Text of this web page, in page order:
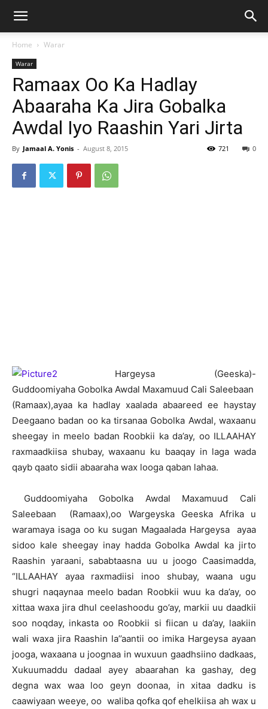
Home Warar
Warar
Ramaax Oo Ka Hadlay
Abaaraha Ka Jira Gobalka
Awdal Iyo Raashin Yari Jirta
By Jamaal A. Yonis - August 8, 2015 0
721
Hargeysa (Geeska)-
Guddoomiyaha Gobolka Awdal Maxamuud Cali Saleebaan
(Ramaax),ayaa ka hadlay xaalada abaareed ee haystay
Deegaano badan oo ka tirsanaa Gobolka Awdal, waxaanu
sheegay in meelo badan Roobkii ka da’ay, oo ILLAAHAY
raxmaadkiisa shubay, waxaanu ku baaqay in laga wada
qayb qaato sidii abaaraha wax looga qaban lahaa.
Guddoomiyaha Gobolka Awdal Maxamuud Cali
Saleebaan (Ramaax),oo Wargeyska Geeska Afrika u
waramaya isaga oo ku sugan Magaalada Hargeysa ayaa
sidoo kale sheegay inay hadda Gobolka Awdal ka jirto
Raashin yaraani, sababtaasna uu u joogo Caasimadda,
“ILLAAHAY ayaa raxmadiisi inoo shubay, waana ugu
shugri naqaynaa meelo badan Roobkii wuu ka da’ay, oo
xittaa waxa jira dhul ceelashoodu go’ay, markii uu daadkii
soo noqday, inkasta oo Roobkii si fiican u da’ay, laakiin
wali waxa jira Raashin la’’aantii oo imika Hargeysa ayaan
jooga, waxaana u joognaa in wuxuun gaadhsiino dadkaas,
Xukuumaddu dadaal ayey abaarahan ka gashay, deg
degna wax waa loo geyn doonaa, in xitaa dadku is
caawiyaan weeye, oo waliba qofka qof ehelkiisa ah wax u